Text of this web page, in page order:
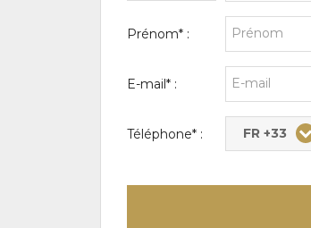
Prénom* :
E-mail* :
Téléphone* : FR +33